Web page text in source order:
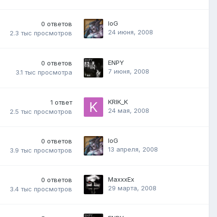
0 ответов
2.3 тыс просмотров
IoG
24 июня, 2008
0 ответов
3.1 тыс просмотра
ENPY
7 июня, 2008
1 ответ
2.5 тыс просмотров
KRIK_K
24 мая, 2008
0 ответов
3.9 тыс просмотров
IoG
13 апреля, 2008
0 ответов
3.4 тыс просмотров
MaxxxEx
29 марта, 2008